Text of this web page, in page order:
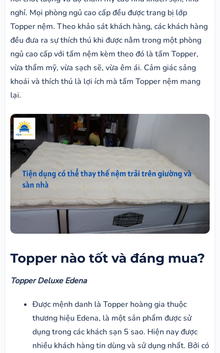
nghỉ. Mọi phòng ngủ cao cấp đều được trang bị lớp
Topper nệm. Theo khảo sát khách hàng, các khách hàng
đều đưa ra sự thích thú khi được nằm trong một phòng
ngủ cao cấp với tấm nệm kèm theo đó là tấm Topper,
vừa thẩm mỹ, vừa sạch sẽ, vừa êm ái. Cảm giác sảng
khoái và thích thú là lợi ích mà tấm Topper nệm mang
lại.
Topper nào tốt và đáng mua?
Topper Deluxe Edena
Được mệnh danh là Topper hoàng gia thuộc
thương hiệu Edena, là một sản phẩm được sử
dụng trong các khách sạn 5 sao. Hiện nay được
nhiều khách hàng tin dùng và sử dụng nhất. Bởi có